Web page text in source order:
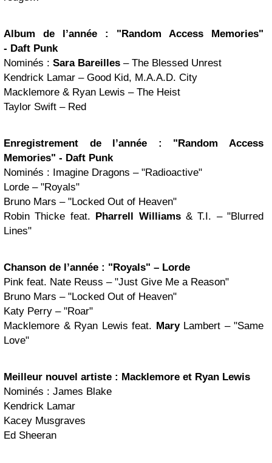
Album de l’année : "Random Access Memories"
- Daft Punk
Nominés : Sara Bareilles – The Blessed Unrest
Kendrick Lamar – Good Kid, M.A.A.D. City
Macklemore & Ryan Lewis – The Heist
Taylor Swift – Red
Enregistrement de l’année : "Random Access
Memories" - Daft Punk
Nominés : Imagine Dragons – "Radioactive"
Lorde – "Royals"
Bruno Mars – "Locked Out of Heaven"
Robin Thicke feat. Pharrell Williams& T.I. – "Blurred
Lines"
Chanson de l’année : "Royals" – Lorde
Pink feat. Nate Reuss – "Just Give Me a Reason"
Bruno Mars – "Locked Out of Heaven"
Katy Perry – "Roar"
Macklemore & Ryan Lewis feat. MaryLambert – "Same
Love"
Meilleur nouvel artiste : Macklemore et Ryan Lewis
Nominés : James Blake
Kendrick Lamar
Kacey Musgraves
Ed Sheeran